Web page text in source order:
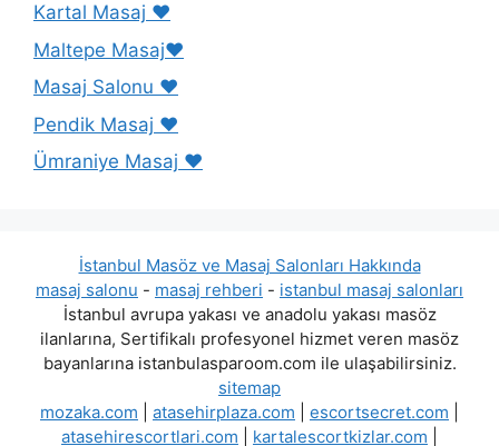
Kartal Masaj ❤️
Maltepe Masaj❤️
Masaj Salonu ❤️
Pendik Masaj ❤️
Ümraniye Masaj ❤️
İstanbul Masöz ve Masaj Salonları Hakkında
masaj salonu - masaj rehberi - istanbul masaj salonları
İstanbul avrupa yakası ve anadolu yakası masöz
ilanlarına, Sertifikalı profesyonel hizmet veren masöz
bayanlarına istanbulasparoom.com ile ulaşabilirsiniz.
sitemap
mozaka.com
atasehirplaza.com escortsecret.com
atasehirescortlari.com
kartalescortkizlar.com